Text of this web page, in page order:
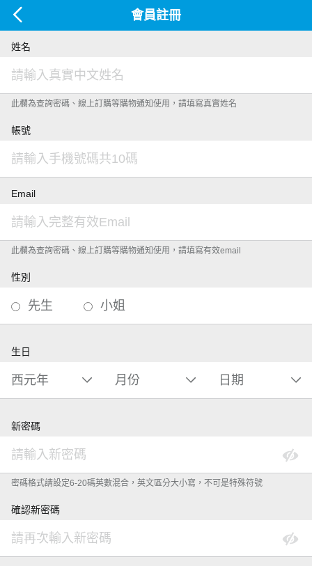
會員註冊
姓名
此欄為查詢密碼、線上訂購等購物通知使用，請填寫真實姓名
帳號
Email
此欄為查詢密碼、線上訂購等購物通知使用，請填寫有效email
性別
先生 小姐
生日
新密碼
密碼格式請設定6-20碼英數混合，英文區分大小寫，不可是特殊符號
確認新密碼